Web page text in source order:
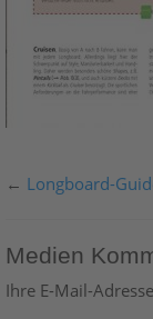
← Longboard-
Medien
Ihre E-Mail-